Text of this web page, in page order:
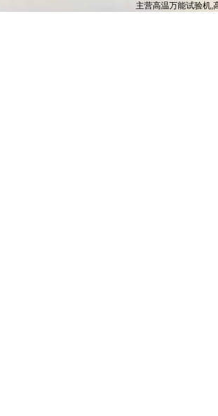
主营高温万能试验机,